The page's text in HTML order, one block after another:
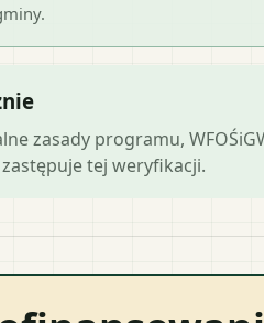
zasady programu,
tej weryfikacji.